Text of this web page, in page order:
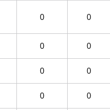
0 0
0 0
0 0
0 0